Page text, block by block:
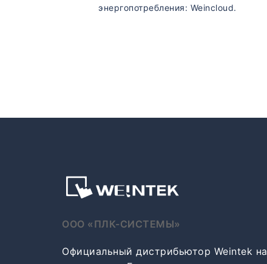
энергопотребления: Weincloud.
ООО «ПЛК-СИСТЕМЫ»
Официальный дистрибьютор Weintek на